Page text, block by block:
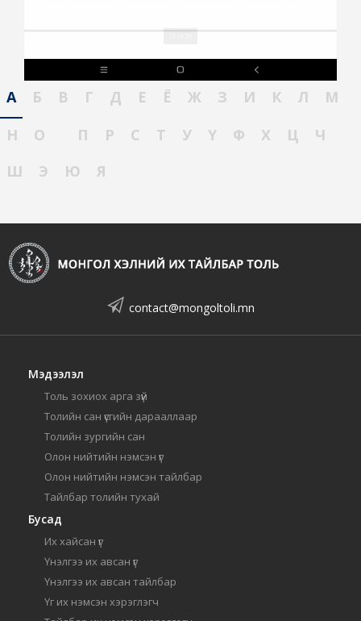
А Б В Г Д Е Ё Ж З И К Л
М
Н
О П Р С Т У Ү Ф Х Ц
Ч
Ш
Э Ю Я
contact@mongoltoli.mn
Мэдээлэл
Толь зохиох арга зүй
Толийн сан үсгийн дарааллаар
Толийн зургийн сан
Олон нийтийн нэмсэн үг
Олон нийтийн нэмсэн тайлбар
Тайлбар толийн тухай
Бусад
Их хайсан үг
Үнэлгээ их авсан үг
Үнэлгээ их авсан тайлбар
Үг их нэмсэн хэрэглэгч